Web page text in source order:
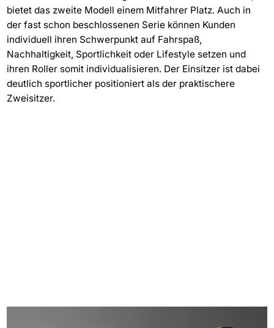
bietet das zweite Modell einem Mitfahrer Platz. Auch in
der fast schon beschlossenen Serie können Kunden
individuell ihren Schwerpunkt auf Fahrspaß,
Nachhaltigkeit, Sportlichkeit oder Lifestyle setzen und
ihren Roller somit individualisieren. Der Einsitzer ist dabei
deutlich sportlicher positioniert als der praktischere
Zweisitzer.